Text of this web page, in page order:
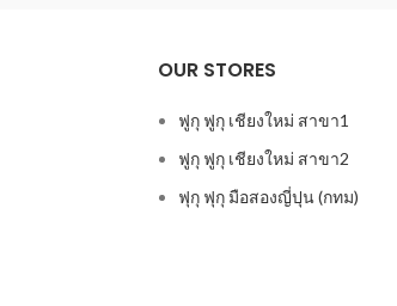
OUR STORES
ฟูกุ ฟูกุ เชียงใหม่ สาขา1
ฟูกุ ฟูกุ เชียงใหม่ สาขา2
ฟุกุ ฟุกุ มือสองญี่ปุน (กทม)